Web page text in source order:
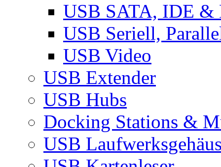
USB SATA, IDE &
USB Seriell,
USB Video
USB Extender
USB Hubs
Docking Stations &
USB